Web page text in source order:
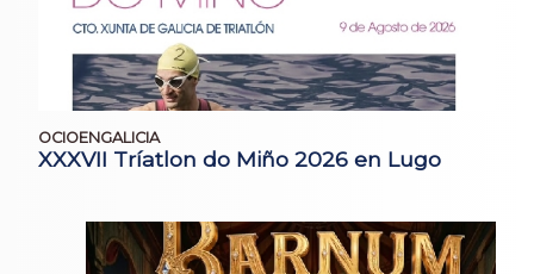
OCIOENGALICIA
XXXVII Tríatlon do Miño 2026 en Lugo